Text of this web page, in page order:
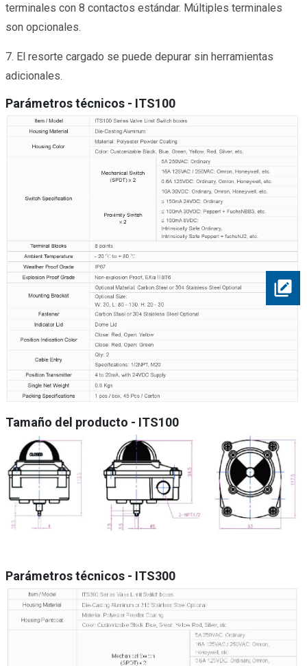
terminales con 8 contactos estándar. Múltiples terminales
son opcionales.
7. El resorte cargado se puede depurar sin herramientas
adicionales.
Parámetros técnicos - ITS100
Tamaño del producto - ITS100
Parámetros técnicos - ITS300